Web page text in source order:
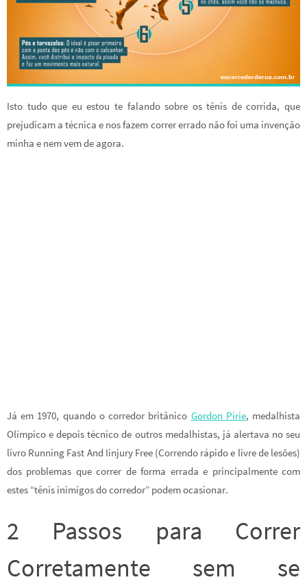
Isto tudo que eu estou te falando sobre os tênis de corrida, que
prejudicam a técnica e nos fazem correr errado não foi uma invenção
minha e nem vem de agora.
Já em 1970, quando o corredor britânico Gordon Pirie, medalhista
Olímpico e depois técnico de outros medalhistas, já alertava no seu
livro Running Fast And Iinjury Free (Correndo rápido e livre de lesões)
dos problemas que correr de forma errada e principalmente com
estes “tênis inimigos do corredor” podem ocasionar.
2 Passos para Correr
Corretamente sem se